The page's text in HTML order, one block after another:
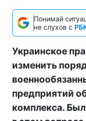
Понимай
не слухов с
Украинское
изменить
предприятий
комплекса.